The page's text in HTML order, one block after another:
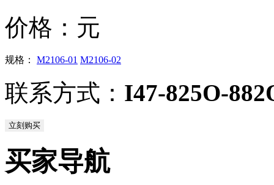
价格： 元
规格： M2106-01 M2106-02
联系方式： I47-825O-
立刻购买
买家导航